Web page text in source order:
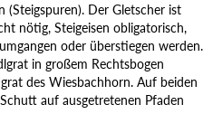
(Steigspuren). Der Gletscher ist
nötig, Steigeisen obligatorisch,
oder überstiegen werden.
in großem Rechtsbogen
des Wiesbachhorn. Auf beiden
auf ausgetretenen Pfaden